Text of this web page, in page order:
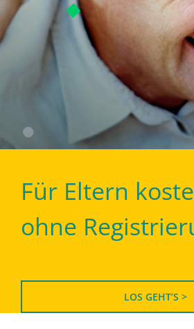
Für Eltern
ohne
LOS GEHT’S >